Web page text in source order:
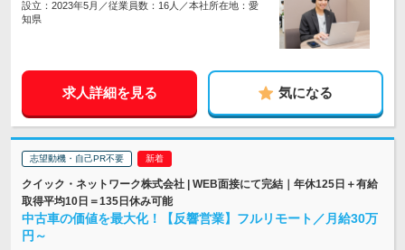
設立：2023年5月／従業員数：16人／本社所在地：愛
知県
求人詳細を見る 気になる
志望動機・自己PR不要
クイック・ネットワーク株式会社 | WEB面接にて完結｜年休125日＋有給
取得平均10日＝135日休み可能
中古車の価値を最大化！【反響営業】フルリモート／月給30万
円～